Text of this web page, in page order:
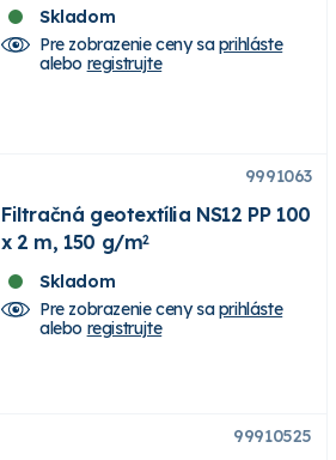
Skladom
Pre zobrazenie ceny saprihláste
alebo registrujte
9991063
Filtračná geotextília NS12 PP 100
x 2 m, 150 g/m2
Skladom
Pre zobrazenie ceny saprihláste
alebo registrujte
99910525